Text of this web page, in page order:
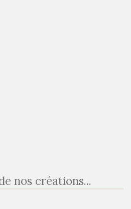
nos créations...